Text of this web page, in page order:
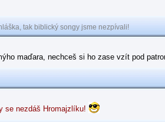
tak biblický songy jsme nezpívali!
maďara, nechceš si ho zase vzít pod
se nezdáš Hromajzlíku!